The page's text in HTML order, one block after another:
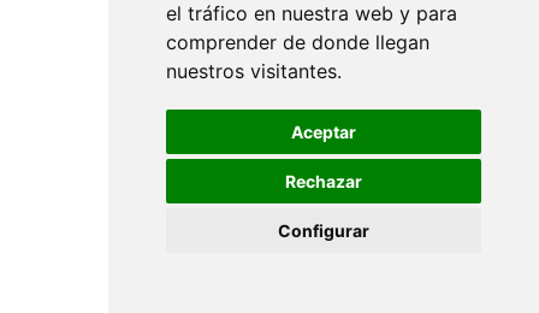
el tráfico en nuestra web y para
comprender de donde llegan
nuestros visitantes.
Aceptar
Rechazar
Configurar